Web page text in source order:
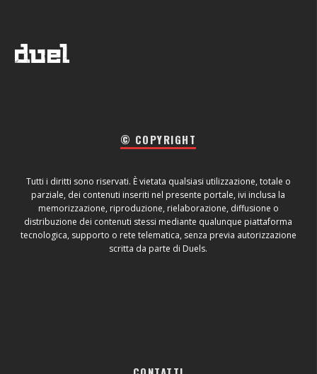
© COPYRIGHT
Tutti i diritti sono riservati. È vietata qualsiasi utilizzazione, totale o
parziale, dei contenuti inseriti nel presente portale, ivi inclusa la
memorizzazione, riproduzione, rielaborazione, diffusione o
distribuzione dei contenuti stessi mediante qualunque piattaforma
tecnologica, supporto o rete telematica, senza previa autorizzazione
scritta da parte di Duels.